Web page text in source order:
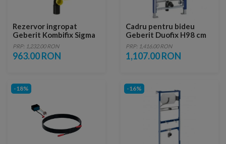
Rezervor ingropat
Geberit Kombifix Sigma
de 12 x H108 cm cu
cadru
PRP: 1,232.00 RON
963.00 RON
Cadru pentru bideu
Geberit Duofix H98 cm
PRP: 1,416.00 RON
1,107.00 RON
-18% -16%